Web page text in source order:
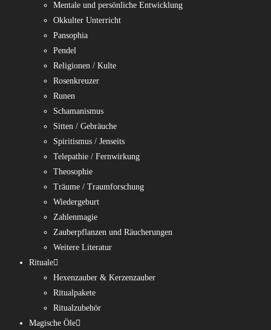
Mentale und persönliche Entwicklung
Okkulter Unterricht
Pansophia
Pendel
Religionen / Kulte
Rosenkreuzer
Runen
Schamanismus
Sitten / Gebräuche
Spiritismus / Jenseits
Telepathie / Fernwirkung
Theosophie
Träume / Traumforschung
Wiedergeburt
Zahlenmagie
Zauberpflanzen und Räucherungen
Weitere Literatur
Rituale
Hexenzauber & Kerzenzauber
Ritualpakete
Ritualzubehör
Magische Öle